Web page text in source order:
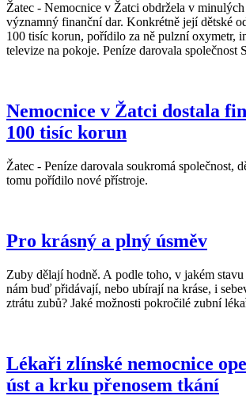
Žatec - Nemocnice v Žatci obdržela v
významný finanční dar. Konkrétně její dětské
100 tisíc korun, pořídilo za ně pulzní oxymetr,
televize na pokoje. Peníze darovala společnost
Nemocnice v Žatci dostala
100 tisíc korun
Žatec - Peníze darovala soukromá společnost,
tomu pořídilo nové přístroje.
Pro krásný a plný úsměv
Zuby dělají hodně. A podle toho, v jakém
nám buď přidávají, nebo ubírají na kráse, i
ztrátu zubů? Jaké možnosti pokročilé zubní
Lékaři zlínské nemocnice
úst a krku přenosem tkání